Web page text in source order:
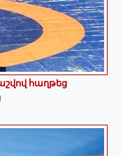
հաղթեց